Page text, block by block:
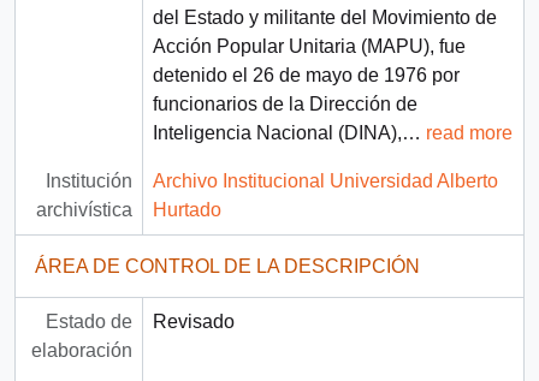
del Estado y militante del Movimiento de
Acción Popular Unitaria (MAPU), fue
detenido el 26 de mayo de 1976 por
funcionarios de la Dirección de
Inteligencia Nacional (DINA),… read more
Institución
archivística
Archivo Institucional Universidad Alberto
Hurtado
ÁREA DE CONTROL DE LA DESCRIPCIÓN
Estado de
elaboración
Revisado